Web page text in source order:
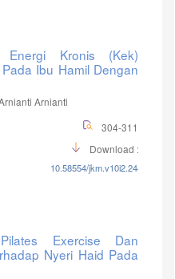
Energi Kronis (Kek)
Ibu Hamil Dengan
Arnianti
304-311
Download :11
10.58554/jkm.v10i2.244
Exercise Dan
Nyeri Haid Pada